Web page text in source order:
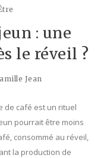
: une
le réveil ?
Jean
de café est un rituel
pourrait être moins
consommé au réveil,
la production de